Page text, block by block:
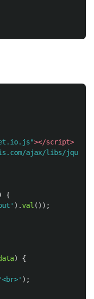
></script>
ajax/libs/
{
' ).val ());
)
{
'<br>' );